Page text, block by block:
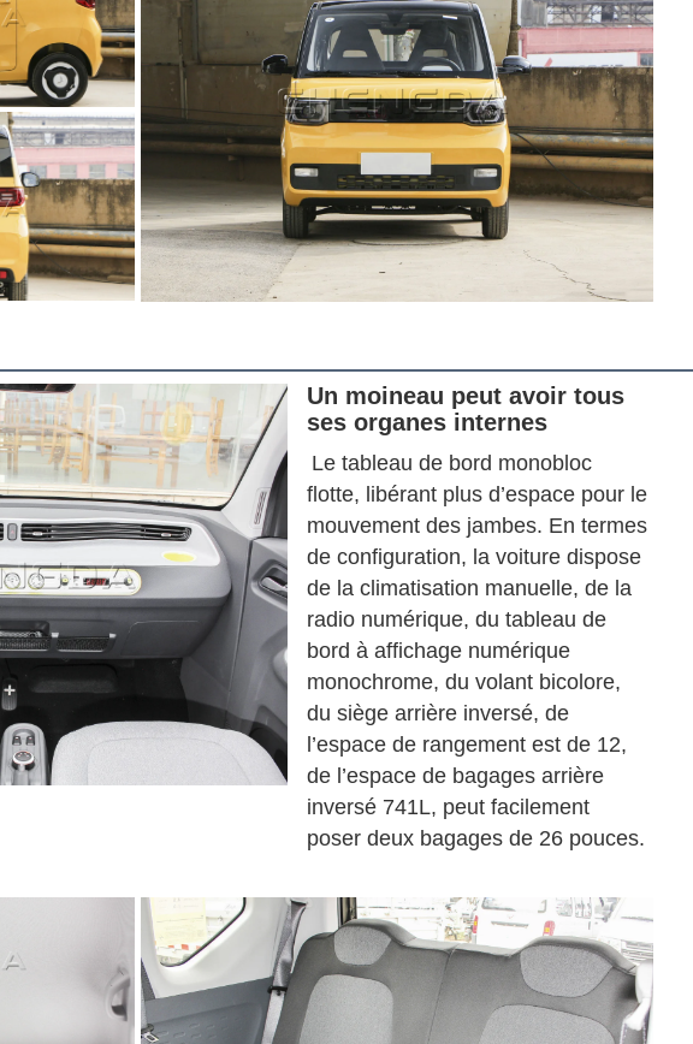
Un moineau peut avoir tous
ses organes internes
Le tableau de bord monobloc
flotte, libérant plus d’espace pour le
mouvement des jambes. En termes
de configuration, la voiture dispose
de la climatisation manuelle, de la
radio numérique, du tableau de
bord à affichage numérique
monochrome, du volant bicolore,
du siège arrière inversé, de
l’espace de rangement est de 12,
de l’espace de bagages arrière
inversé 741L, peut facilement
poser deux bagages de 26 pouces.